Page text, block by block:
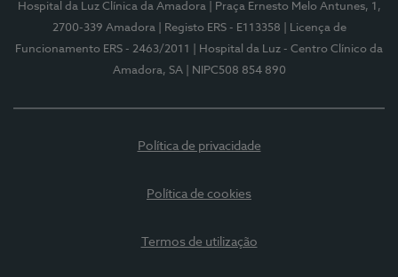
Hospital da Luz Clínica da Amadora
| Praça Ernesto Melo Antunes, 1,
2700-339 Amadora
| Registo ERS - E113358
| Licença de
Funcionamento ERS - 2463/2011
| Hospital da Luz - Centro Clínico da
Amadora, SA
| NIPC508 854 890
Política de privacidade
Política de cookies
Termos de utilização